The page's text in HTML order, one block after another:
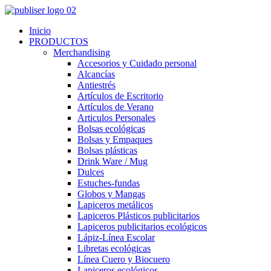
Inicio
PRODUCTOS
Merchandising
Accesorios y Cuidado personal
Alcancías
Antiestrés
Artículos de Escritorio
Artículos de Verano
Articulos Personales
Bolsas ecológicas
Bolsas y Empaques
Bolsas plásticas
Drink Ware / Mug
Dulces
Estuches-fundas
Globos y Mangas
Lapiceros metálicos
Lapiceros Plásticos publicitarios
Lapiceros publicitarios ecológicos
Lápiz-Línea Escolar
Libretas ecológicas
Línea Cuero y Biocuero